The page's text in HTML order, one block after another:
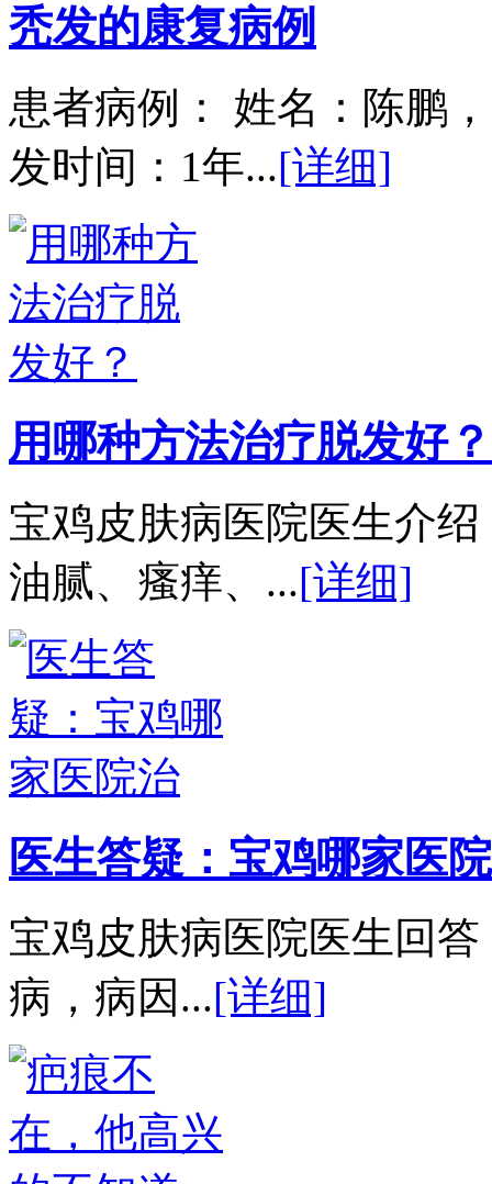
秃发的康复病例
患者病例： 姓名：陈鹏
发时间：1年...[详细]
用哪种方法治疗脱发好？
宝鸡皮肤病医院医生介
油腻、瘙痒、...[详细]
医生答疑：宝鸡哪家医
宝鸡皮肤病医院医生回
病，病因...[详细]